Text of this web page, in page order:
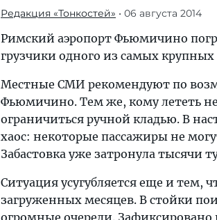
Редакция «Тонкостей» • 06 августа 2014
Римский аэропорт Фьюмичино
грузчики одного из самых крупных
Местные СМИ рекомендуют по
Фьюмичино. Тем же, кому лететь
ограничиться ручной кладью. В
хаос: некоторые пассажиры не
Забастовка уже затронула тысячи
Ситуация усугубляется еще и тем,
загруженных месяцев. В стойки
огромные очереди. Зафиксировано